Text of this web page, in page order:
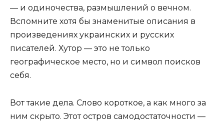
— и одиночества, размышлений о вечном.
Вспомните хотя бы знаменитые описания в
произведениях украинских и русских
писателей. Хутор — это не только
географическое место, но и символ поисков
себя.
Вот такие дела. Слово короткое, а как много за
ним скрыто. Этот остров самодостаточности —